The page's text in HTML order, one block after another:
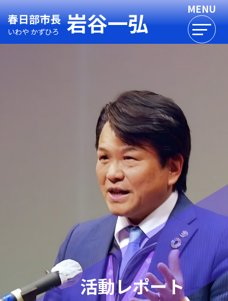
春日部市長
いわや かずひろ 岩谷一弘
活動レポート